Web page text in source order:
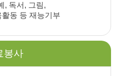
, 독서, 그림,
동 등 재능기부
봉사